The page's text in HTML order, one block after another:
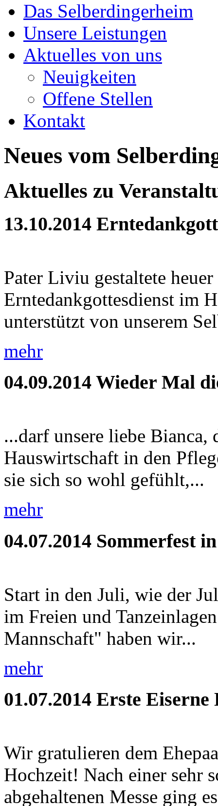
Das Selberdingerheim
Unsere Leistungen
Aktuelles von uns
Neuigkeiten
Offene Stellen
Kontakt
Neues vom
Aktuelles zu
13.10.2014
Pater Liviu gestaltete
Erntedankgottesdienst im
unterstützt von unserem
mehr
04.09.2014 Wieder Mal
...darf unsere liebe Bianca,
Hauswirtschaft in den
sie sich so wohl gefühlt,...
mehr
04.07.2014 Sommerfest
Start in den Juli, wie der
im Freien und
Mannschaft" haben wir...
mehr
01.07.2014 Erste Eiserne
Wir gratulieren dem
Hochzeit! Nach einer sehr
abgehaltenen Messe ging